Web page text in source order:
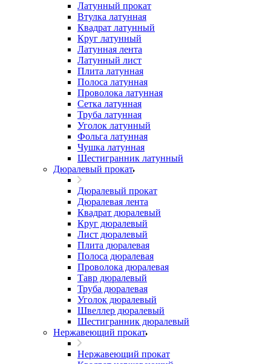
Латунный прокат
Втулка латунная
Квадрат латунный
Круг латунный
Латунная лента
Латунный лист
Плита латунная
Полоса латунная
Проволока латунная
Сетка латунная
Труба латунная
Уголок латунный
Фольга латунная
Чушка латунная
Шестигранник латунный
Дюралевый прокат
Дюралевый прокат
Дюралевая лента
Квадрат дюралевый
Круг дюралевый
Лист дюралевый
Плита дюралевая
Полоса дюралевая
Проволока дюралевая
Тавр дюралевый
Труба дюралевая
Уголок дюралевый
Швеллер дюралевый
Шестигранник дюралевый
Нержавеющий прокат
Нержавеющий прокат